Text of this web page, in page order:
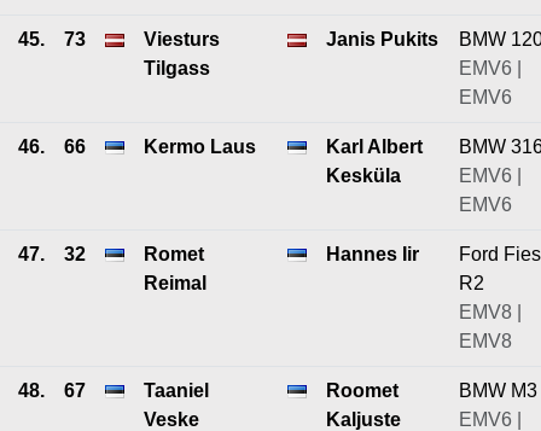
45. 73
Viesturs
Tilgass
Janis Pukits
BMW
EMV6 |
EMV6
46. 66 Kermo Laus
Karl Albert
Kesküla
BMW
EMV6 |
EMV6
47. 32
Romet
Reimal
Hannes Iir
Ford
R2
EMV8 |
EMV8
48. 67
Taaniel
Veske
Roomet
Kaljuste
BMW M3
EMV6 |